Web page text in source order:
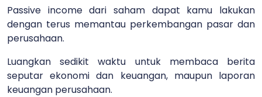
Passive income dari saham dapat kamu lakukan
dengan terus memantau perkembangan pasar dan
perusahaan.
Luangkan sedikit waktu untuk membaca berita
seputar ekonomi dan keuangan, maupun laporan
keuangan perusahaan.